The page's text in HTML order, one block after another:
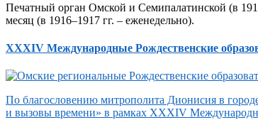
Печатный орган Омской и Семипалатинской (в
месяц (в 1916–1917 гг. – еженедельно).
XXXIV Международные Рождественские
По благословению митрополита Дионисия в
и вызовы времени» в рамках XXXIV